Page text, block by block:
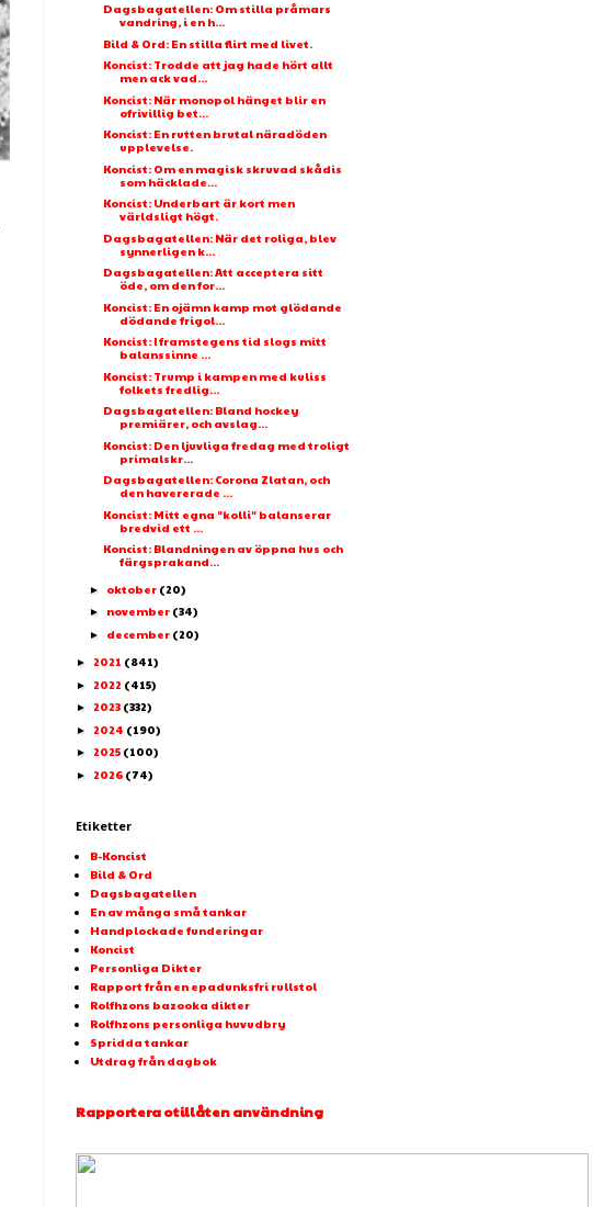
Dagsbagatellen: Om stilla pråmars
vandring, i en h...
Bild & Ord: En stilla flirt med livet.
Koncist: Trodde att jag hade hört allt
men ack vad...
Koncist: När monopol hänget blir en
ofrivillig bet...
Koncist: En rutten brutal näradöden
upplevelse.
Koncist: Om en magisk skruvad skådis
som häcklade...
Koncist: Underbart är kort men
världsligt högt.
Dagsbagatellen: När det roliga, blev
synnerligen k...
Dagsbagatellen: Att acceptera sitt
öde, om den for...
Koncist: En ojämn kamp mot glödande
dödande frigol...
Koncist: I framstegens tid slogs mitt
balanssinne ...
Koncist: Trump i kampen med kuliss
folkets fredlig...
Dagsbagatellen: Bland hockey
premiärer, och avslag...
Koncist: Den ljuvliga fredag med troligt
primalskr...
Dagsbagatellen: Corona Zlatan, och
den havererade ...
Koncist: Mitt egna "kolli" balanserar
bredvid ett ...
Koncist: Blandningen av öppna hus och
färgsprakand...
► oktober (20)
► november (34)
► december (20)
► 2021 (841)
► 2022 (415)
► 2023 (332)
► 2024 (190)
► 2025 (100)
► 2026 (74)
Etiketter
B-Koncist
Bild & Ord
Dagsbagatellen
En av många små tankar
Handplockade funderingar
Koncist
Personliga Dikter
Rapport från en epadunksfri rullstol
Rolfhzons bazooka dikter
Rolfhzons personliga huvudbry
Spridda tankar
Utdrag från dagbok
Rapportera otillåten användning